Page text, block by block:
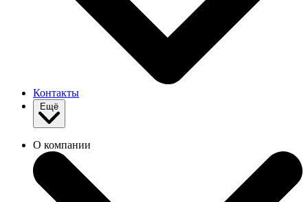
Контакты
О компании